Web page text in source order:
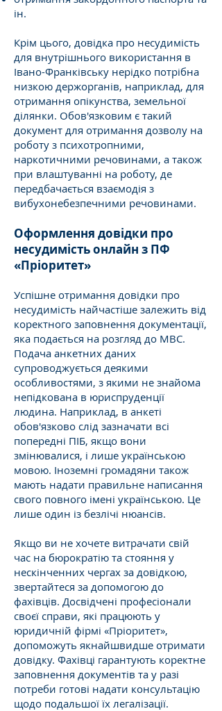
ін.
Крім цього, довідка про несудимість
для внутрішнього використання в
Івано-Франківську нерідко потрібна
низкою держорганів, наприклад, для
отримання опікунства, земельної
ділянки. Обов'язковим є такий
документ для отримання дозволу на
роботу з психотропними,
наркотичними речовинами, а також
при влаштуванні на роботу, де
передбачається взаємодія з
вибухонебезпечними речовинами.
Оформлення довідки про
несудимість онлайн з ПФ
«Пріоритет»
Успішне отримання довідки про
несудимість найчастіше залежить від
коректного заповнення документації,
яка подається на розгляд до МВС.
Подача анкетних даних
супроводжується деякими
особливостями, з якими не знайома
непідкована в юриспруденції
людина. Наприклад, в анкеті
обов'язково слід зазначати всі
попередні ПІБ, якщо вони
змінювалися, і лише українською
мовою. Іноземні громадяни також
мають надати правильне написання
свого повного імені українською. Це
лише один із безлічі нюансів.
Якщо ви не хочете витрачати свій
час на бюрократію та стояння у
нескінченних чергах за довідкою,
звертайтеся за допомогою до
фахівців. Досвідчені професіонали
своєї справи, які працюють у
юридичній фірмі «Пріоритет»,
допоможуть якнайшвидше отримати
довідку. Фахівці гарантують коректне
заповнення документів та у разі
потреби готові надати консультацію
щодо подальшої їх легалізації.